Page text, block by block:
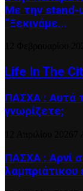
Με την stand-
“Ξεκινάμε...
Life In The
ΠΑΣΧΑ : Αυτά
γνωρίζετε;
ΠΑΣΧΑ : Αρνί
λαμπριάτικου